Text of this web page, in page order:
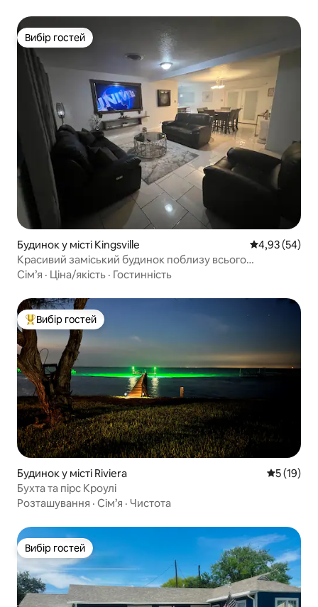
Вибір гостей
Вибір гостей
Будинок у місті Kingsville Середня
4,93 (54)
Красивий заміський будинок поблизу всього
необхідного.
Сім’я · Ціна/якість · Гостинність
Топ вибір гостей
Вибір гостей
Будинок у місті Riviera Середня
5 (19)
Бухта та пірс Кроулі
Розташування · Сім’я · Чистота
Вибір гостей
Вибір гостей